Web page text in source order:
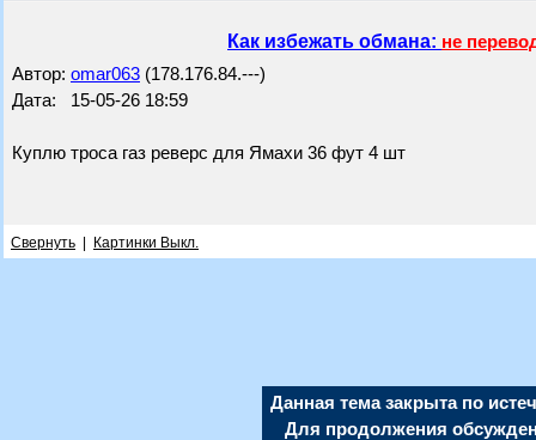
Как избежать обмана: не
Автор: omar063 (178.176.84.---)
Дата: 15-05-26 18:59
Куплю троса газ реверс для Ямахи 36 фут 4 шт
Свернуть Картинки Выкл.
Данная тема закрыта по
Для продолжения